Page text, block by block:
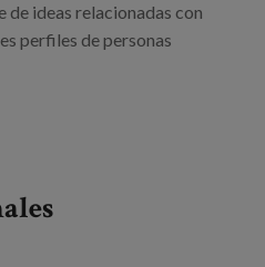
de ideas relacionadas con
perfiles de personas